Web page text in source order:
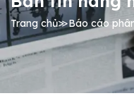
Trang chủ≫Báo cáo